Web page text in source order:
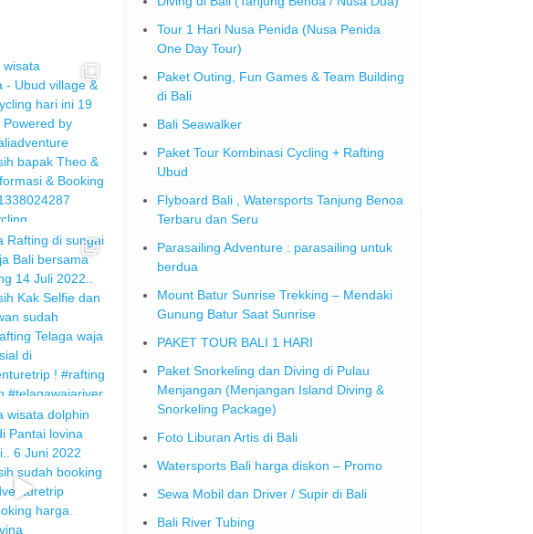
Tour 1 Hari Nusa Penida (Nusa Penida
One Day Tour)
Paket Outing, Fun Games & Team Building
di Bali
Bali Seawalker
Paket Tour Kombinasi Cycling + Rafting
Ubud
Flyboard Bali , Watersports Tanjung Benoa
Terbaru dan Seru
Parasailing Adventure : parasailing untuk
berdua
Mount Batur Sunrise Trekking – Mendaki
Gunung Batur Saat Sunrise
PAKET TOUR BALI 1 HARI
Paket Snorkeling dan Diving di Pulau
Menjangan (Menjangan Island Diving &
Snorkeling Package)
Foto Liburan Artis di Bali
Watersports Bali harga diskon – Promo
Sewa Mobil dan Driver / Supir di Bali
Bali River Tubing